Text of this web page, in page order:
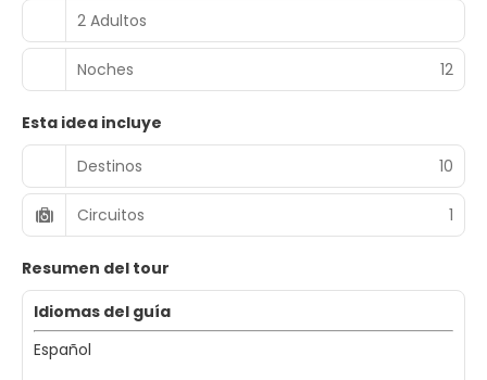
2 Adultos
Noches 12
Esta idea incluye
Destinos
10
Circuitos 1
Resumen del tour
Idiomas del guía
Español